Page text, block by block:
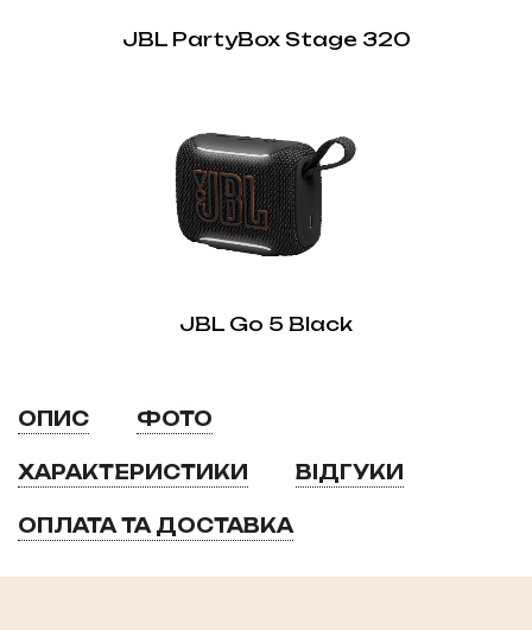
JBL PartyBox Stage 320
JBL Go 5 Black
ОПИС ФОТО
ХАРАКТЕРИСТИКИ ВІДГУКИ
ОПЛАТА ТА ДОСТАВКА